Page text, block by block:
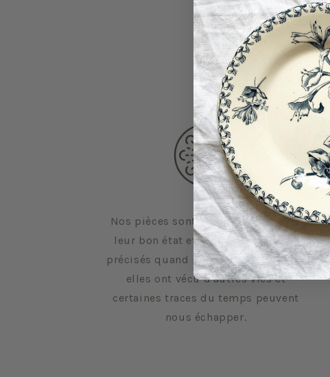
Nos pièces sont sélectionnées pour
leur bon état et leurs défauts sont
précisés quand il y en a. Malgré tout,
elles ont vécu d'autres vies et
certaines traces du temps peuvent
nous échapper.